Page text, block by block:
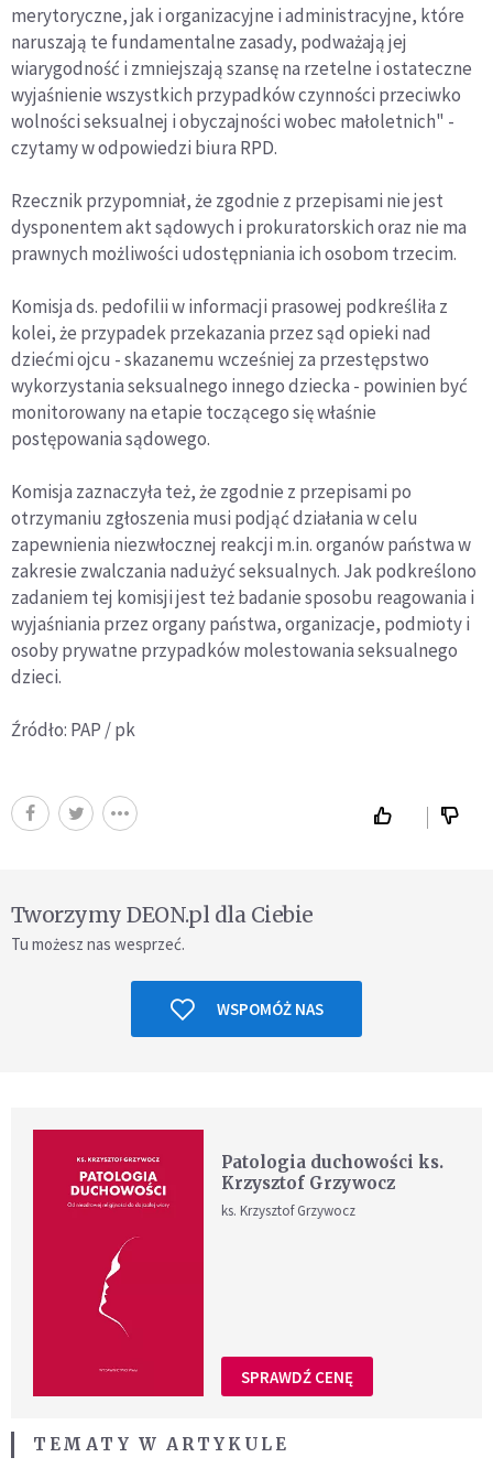
merytoryczne, jak i organizacyjne i administracyjne, które
naruszają te fundamentalne zasady, podważają jej
wiarygodność i zmniejszają szansę na rzetelne i ostateczne
wyjaśnienie wszystkich przypadków czynności przeciwko
wolności seksualnej i obyczajności wobec małoletnich" -
czytamy w odpowiedzi biura RPD.
Rzecznik przypomniał, że zgodnie z przepisami nie jest
dysponentem akt sądowych i prokuratorskich oraz nie ma
prawnych możliwości udostępniania ich osobom trzecim.
Komisja ds. pedofilii w informacji prasowej podkreśliła z
kolei, że przypadek przekazania przez sąd opieki nad
dziećmi ojcu - skazanemu wcześniej za przestępstwo
wykorzystania seksualnego innego dziecka - powinien być
monitorowany na etapie toczącego się właśnie
postępowania sądowego.
Komisja zaznaczyła też, że zgodnie z przepisami po
otrzymaniu zgłoszenia musi podjąć działania w celu
zapewnienia niezwłocznej reakcji m.in. organów państwa w
zakresie zwalczania nadużyć seksualnych. Jak podkreślono
zadaniem tej komisji jest też badanie sposobu reagowania i
wyjaśniania przez organy państwa, organizacje, podmioty i
osoby prywatne przypadków molestowania seksualnego
dzieci.
Źródło: PAP / pk
Tworzymy DEON.pl dla Ciebie
Tu możesz nas wesprzeć.
WSPOMÓŻ NAS
Patologia duchowości ks.
Krzysztof Grzywocz
ks. Krzysztof Grzywocz
SPRAWDŹ CENĘ
TEMATY W ARTYKULE